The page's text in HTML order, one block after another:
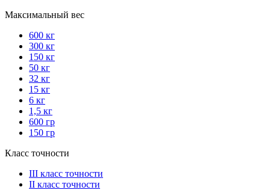
Максимальный вес
600 кг
300 кг
150 кг
50 кг
32 кг
15 кг
6 кг
1,5 кг
600 гр
150 гр
Класс точности
III класс точности
II класс точности